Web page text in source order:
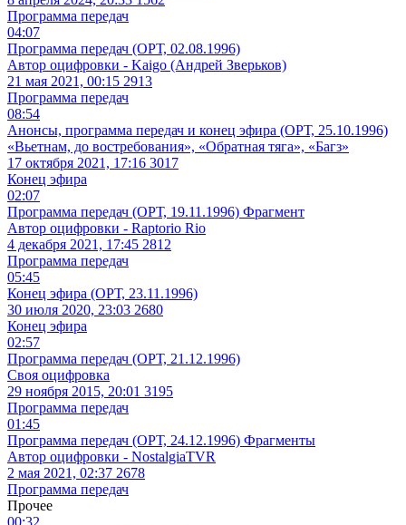
Программа передач
04:07
Программа передач (ОРТ, 02.08.1996)
Автор оцифровки - Kaigo (Андрей Зверьков)
21 мая 2021, 00:15 2913
Программа передач
08:54
Анонсы, программа передач и конец эфира (ОРТ, 25.10.1996)
«Вьетнам, до востребования», «Обратная тяга», «Багз»
17 октября 2021, 17:16 3017
Конец эфира
02:07
Программа передач (ОРТ, 19.11.1996) Фрагмент
Автор оцифровки - Raptorio Rio
4 декабря 2021, 17:45 2812
Программа передач
05:45
Конец эфира (ОРТ, 23.11.1996)
30 июля 2020, 23:03 2680
Конец эфира
02:57
Программа передач (ОРТ, 21.12.1996)
Своя оцифровка
29 ноября 2015, 20:01 3195
Программа передач
01:45
Программа передач (ОРТ, 24.12.1996) Фрагменты
Автор оцифровки - NostalgiaTVR
2 мая 2021, 02:37 2678
Программа передач
Прочее
00:32